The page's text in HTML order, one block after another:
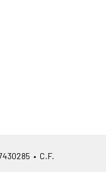
• C.F.